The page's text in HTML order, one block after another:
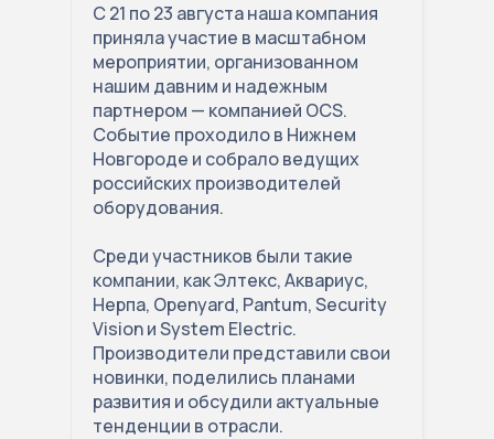
С 21 по 23 августа наша компания
приняла участие в масштабном
мероприятии, организованном
нашим давним и надежным
партнером — компанией OCS.
Событие проходило в Нижнем
Новгороде и собрало ведущих
российских производителей
оборудования.
Среди участников были такие
компании, как Элтекс, Аквариус,
Нерпа, Openyard, Pantum, Security
Vision и System Electric.
Производители представили свои
новинки, поделились планами
развития и обсудили актуальные
тенденции в отрасли.